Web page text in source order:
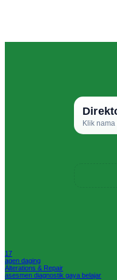
Klik
17
agen daging
Alterations & Repair
asesmen diagnostik gaya belajar